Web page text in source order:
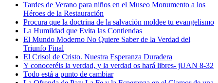
Tardes de Verano para niños en el Museo Monumento a los
Héroes de la Restauración
Procura que la doctrina de la salvación moldee tu evangelismo
La Humildad que Evita las Contiendas
El Mundo Moderno No Quiere Saber de la Verdad del
Triunfo Final
El Crisol de Cristo. Nuestra Esperanza Duradera
Y conoceréis la verdad, y la verdad os hará libres- jUAN 8-32
Todo está a punto de cambiar